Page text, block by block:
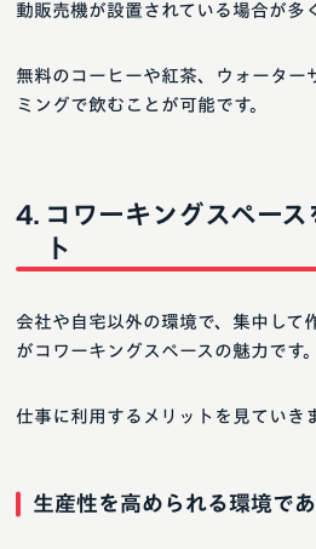
動販売機が設置されている場合が多
無料のコーヒーや紅茶、ウォーター
ミングで飲むことが可能です。
コワーキングスペース
ト
会社や自宅以外の環境で、集中して
がコワーキングスペースの魅力です。
仕事に利用するメリットを見ていき
生産性を高められる環境で